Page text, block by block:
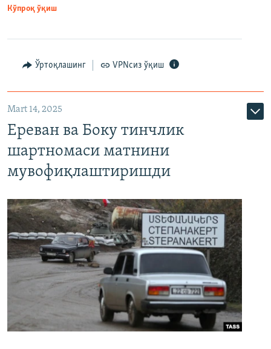
Кўпроқ ўқиш
Ўртоқлашинг VPNсиз ўқиш
Mart 14, 2025
Ереван ва Боку тинчлик
шартномаси матнини
мувофиқлаштиришди